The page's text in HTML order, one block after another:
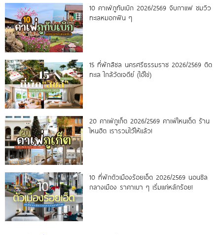
10 คาเฟ่ภูทับเบิก 2026/2569 จิบกาแฟ ชมวิว
ทะเลหมอกฟิน ๆ
15 ที่พักสิชล นครศรีธรรมราช 2026/2569 ติด
ทะเล ใกล้วัดเจดีย์ (ไอ้ไข่)
20 คาเฟ่ภูเก็ต 2026/2569 คาเฟ่ไหนเด็ด ร้าน
ไหนฮิต เรารวมไว้ให้แล้ว!
10 ที่พักตัวเมืองร้อยเอ็ด 2026/2569 นอนชิล
กลางเมือง ราคาเบา ๆ เริ่มแค่หลักร้อย!